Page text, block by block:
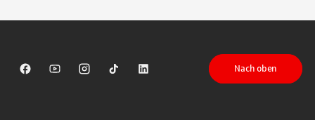
Sparkasse auf Facebook
Sparkasse auf Youtube
Sparkasse auf Instagram
Sparkasse auf TikTok
Sparkasse auf LinkedIn
Nach oben